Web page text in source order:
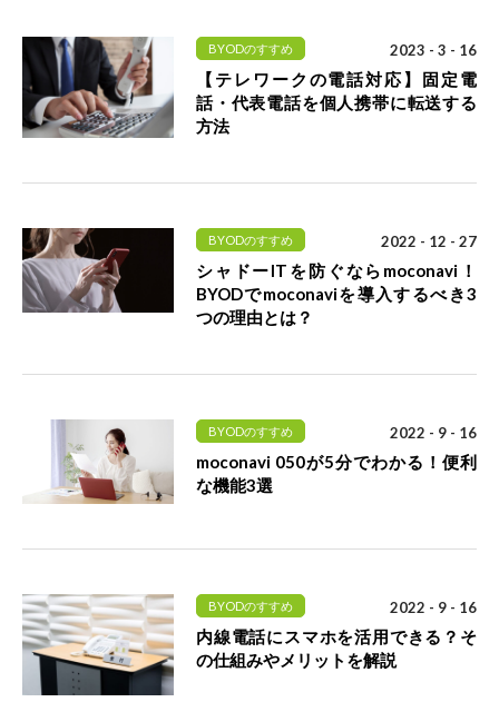
BYODのすすめ 2023 - 3 - 16
【テレワークの電話対応】固定電
話・代表電話を個人携帯に転送する
方法
BYODのすすめ 2022 - 12 - 27
シャドーITを防ぐならmoconavi！
BYODでmoconaviを導入するべき3
つの理由とは？
BYODのすすめ 2022 - 9 - 16
moconavi 050が5分でわかる！便利
な機能3選
BYODのすすめ 2022 - 9 - 16
内線電話にスマホを活用できる？そ
の仕組みやメリットを解説